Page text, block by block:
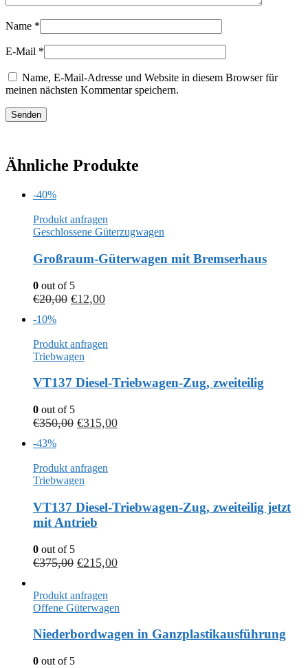
Name *
E-Mail *
Name, E-Mail-Adresse und Website in diesem Browser für
meinen nächsten Kommentar speichern.
Ähnliche Produkte
-40%
Produkt anfragen
Geschlossene Güterzugwagen
Großraum-Güterwagen mit Bremserhaus
0 out of 5
€20,00 €12,00
-10%
Produkt anfragen
Triebwagen
VT137 Diesel-Triebwagen-Zug, zweiteilig
0 out of 5
€350,00 €315,00
-43%
Produkt anfragen
Triebwagen
VT137 Diesel-Triebwagen-Zug, zweiteilig jetzt
mit Antrieb
0 out of 5
€375,00 €215,00
Produkt anfragen
Offene Güterwagen
Niederbordwagen in Ganzplastikausführung
0 out of 5